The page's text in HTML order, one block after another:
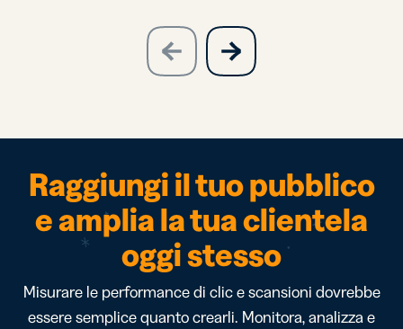
previous
slide
next
slide
Raggiungi il tuo pubblico
e amplia la tua clientela
oggi stesso
Misurare le performance di clic e scansioni dovrebbe
essere semplice quanto crearli. Monitora, analizza e